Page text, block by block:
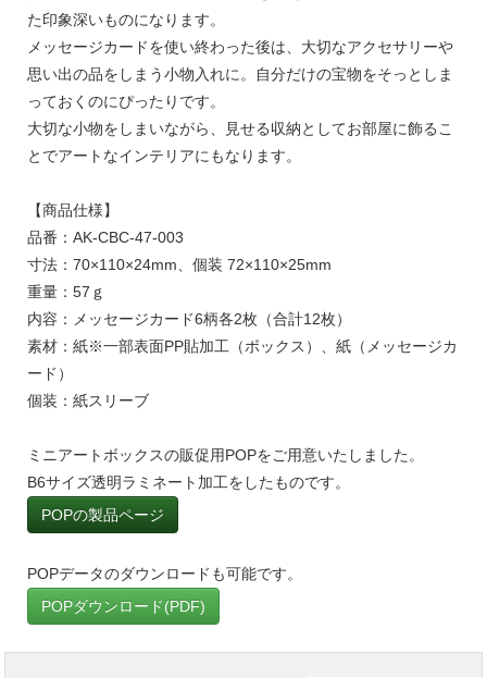
た印象深いものになります。
メッセージカードを使い終わった後は、大切なアクセサリーや
思い出の品をしまう小物入れに。自分だけの宝物をそっとしま
っておくのにぴったりです。
大切な小物をしまいながら、見せる収納としてお部屋に飾るこ
とでアートなインテリアにもなります。
【商品仕様】
品番：AK-CBC-47-003
寸法：70×110×24mm、個装 72×110×25mm
重量：57ｇ
内容：メッセージカード6柄各2枚（合計12枚）
素材：紙※一部表面PP貼加工（ボックス）、紙（メッセージカ
ード）
個装：紙スリーブ
ミニアートボックスの販促用POPをご用意いたしました。
B6サイズ透明ラミネート加工をしたものです。
POPの製品ページ
POPデータのダウンロードも可能です。
POPダウンロード(PDF)